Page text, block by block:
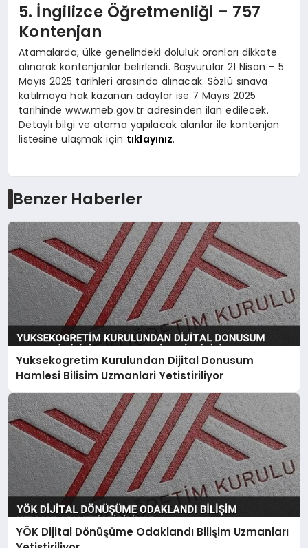
5. İngilizce Öğretmenliği – 757
Kontenjan
Atamalarda, ülke genelindeki doluluk oranları dikkate
alınarak kontenjanlar belirlendi. Başvurular 21 Nisan – 5
Mayıs 2025 tarihleri arasında alınacak. Sözlü sınava
katılmaya hak kazanan adaylar ise 7 Mayıs 2025
tarihinde www.meb.gov.tr adresinden ilan edilecek.
Detaylı bilgi ve atama yapılacak alanlar ile kontenjan
listesine ulaşmak için tıklayınız.
Benzer Haberler
Yuksekogretim Kurulundan Dijital Donusum
Hamlesi Bilisim Uzmanlari Yetistiriliyor
YÖK Dijital Dönüşüme Odaklandı Bilişim Uzmanları